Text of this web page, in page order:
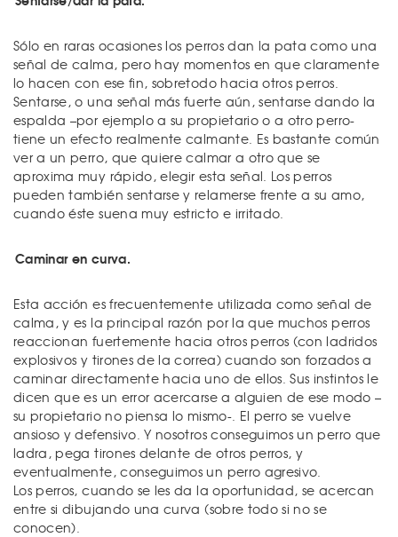
Sólo en raras ocasiones los perros dan la pata como una
señal de calma, pero hay momentos en que claramente
lo hacen con ese fin, sobretodo hacia otros perros.
Sentarse, o una señal más fuerte aún, sentarse dando la
espalda –por ejemplo a su propietario o a otro perro-
tiene un efecto realmente calmante. Es bastante común
ver a un perro, que quiere calmar a otro que se
aproxima muy rápido, elegir esta señal. Los perros
pueden también sentarse y relamerse frente a su amo,
cuando éste suena muy estricto e irritado.
Caminar en curva.
Esta acción es frecuentemente utilizada como señal de
calma, y es la principal razón por la que muchos perros
reaccionan fuertemente hacia otros perros (con ladridos
explosivos y tirones de la correa) cuando son forzados a
caminar directamente hacia uno de ellos. Sus instintos le
dicen que es un error acercarse a alguien de ese modo –
su propietario no piensa lo mismo-. El perro se vuelve
ansioso y defensivo. Y nosotros conseguimos un perro que
ladra, pega tirones delante de otros perros, y
eventualmente, conseguimos un perro agresivo.
Los perros, cuando se les da la oportunidad, se acercan
entre si dibujando una curva (sobre todo si no se
conocen).